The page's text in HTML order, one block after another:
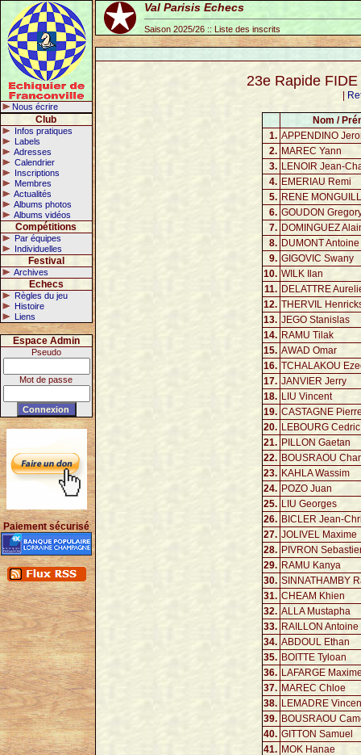
Nous écrire
Club
Infos pratiques
Labels
Adresses
Calendrier
Inscriptions
Membres
Actualités
Albums photos
Albums vidéos
Compétitions
Par équipes
Individuelles
Festival
Archives
Echecs
Règles du jeu
Histoire
Liens
Espace Admin
Pseudo
Mot de passe
Paiement sécurisé
Val Parisis Echecs
Saison 2025/26 :: Liste des inscrits
23e Rapide
Nom /
1. APPENDINO
2. MAREC Yann
3. LENOIR Jean-
4. EMERIAU Remi
5. RENE
6. GOUDON
7. DOMINGUEZ
8. DUMONT Antoine
9. GIGOVIC Swany
10. WILK Ilan
11. DELATTRE
12. THERVIL
13. JEGO Stanislas
14. RAMU Tilak
15. AWAD Omar
16. TCHALAKOU
17. JANVIER Jerry
18. LIU Vincent
19. CASTAGNE
20. LEBOURG Cedric
21. PILLON Gaetan
22. BOUSRAOU
23. KAHLA Wassim
24. POZO Juan
25. LIU Georges
26. BICLER Jean-
27. JOLIVEL Maxime
28. PIVRON
29. RAMU Kanya
30. SINNATHAMBY
31. CHEAM Khien
32. ALLA Mustapha
33. RAILLON Antoine
34. ABDOUL Ethan
35. BOITTE Tyloan
36. LAFARGE
37. MAREC Chloe
38. LEMADRE
39. BOUSRAOU
40. GITTON Samuel
41. MOK Hanae